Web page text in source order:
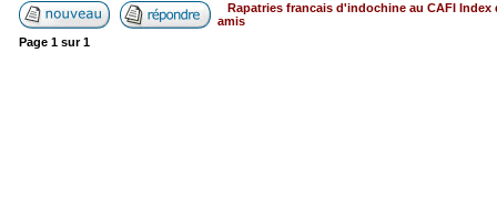
Rapatries francais d'indochine au CAFI Index
amis
Page 1 sur1